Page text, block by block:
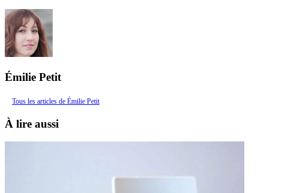
Émilie Petit
Tous les articles de Émilie Petit
À lire aussi